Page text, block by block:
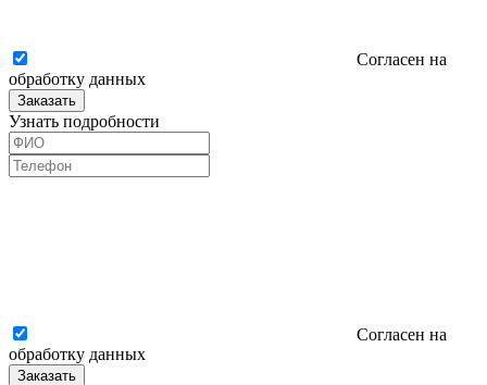
Согласен на
обработку данных
Заказать
Узнать подробности
Согласен на
обработку данных
Заказать